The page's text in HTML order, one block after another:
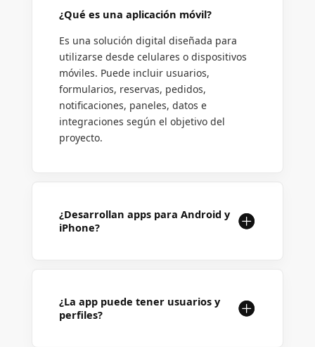
¿Qué es una aplicación móvil?
Es una solución digital diseñada para
utilizarse desde celulares o dispositivos
móviles. Puede incluir usuarios,
formularios, reservas, pedidos,
notificaciones, paneles, datos e
integraciones según el objetivo del
proyecto.
¿Desarrollan apps para Android y
iPhone?
¿La app puede tener usuarios y
perfiles?